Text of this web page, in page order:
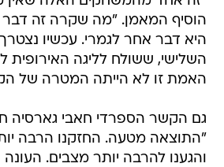
הוסיף המאמן. "מה שקרה זה
היא דבר אחר לגמרי. עכשיו
השלישי, ששולח לליגה האירופית
האמת זו לא הייתה המטרה של
גם הקשר הספרדי חאבי גארסיה
"התוצאה מטעה. החזקנו הרבה
והגענו להרבה יותר מצבים.